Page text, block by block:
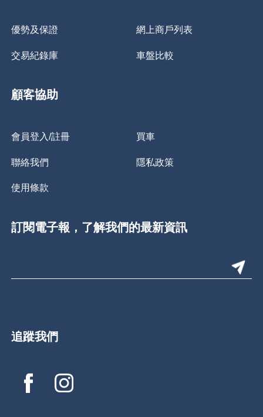
優勢及保證 網上商戶列表
交易紀錄庫 車盤比較
顧客協助
會員登入/註冊 買車
聯絡我們 隱私政策
使用條款
訂閱電子報，了解我們的最新資訊
追蹤我們